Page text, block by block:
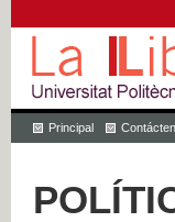
Principal